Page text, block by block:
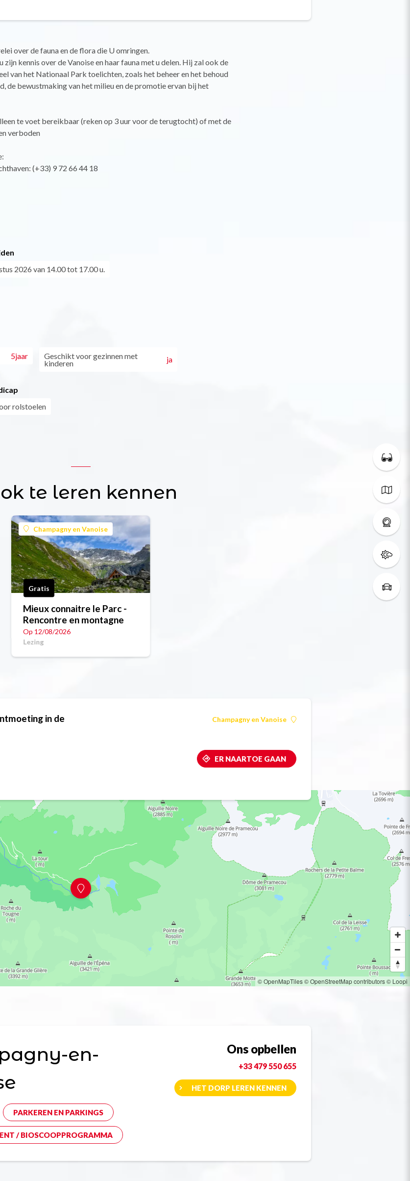
over de fauna en de flora die U omringen.
zijn kennis over de Vanoise en haar fauna met u delen. Hij zal ook de
van het Nationaal Park toelichten, zoals het beheer en het behoud
de bewustmaking van het milieu en de promotie ervan bij het
te voet bereikbaar (reken op 3 uur voor de terugtocht) of met de
verboden
(+33) 9 72 66 44 18
2026 van 14.00 tot 17.00 u.
5jaar Geschikt voor gezinnen met
kinderen ja
rolstoelen
te leren kennen
Champagny en Vanoise
Gratis
Mieux connaitre le Parc -
Rencontre en montagne
Op 12/08/2026
Lezing
in de
Champagny en Vanoise
ER NAARTOE GAAN
© OpenMapTiles© OpenStreetMap contributors© Loopi
en-
PARKEREN EN PARKINGS
/ BIOSCOOPPROGRAMMA
Ons opbellen
+33 479 550 655
HET DORP LEREN KENNEN